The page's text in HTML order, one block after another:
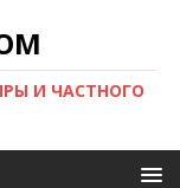
И ЧАСТНОГО